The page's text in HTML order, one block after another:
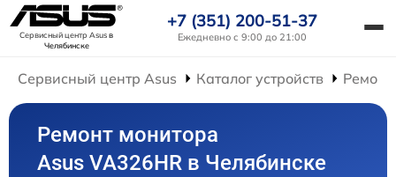
Сервисный центр Asusв
Челябинске
+7 (351) 200-51-37
Ежедневно с 9:00 до 21:00
Сервисный центр Asus Каталог устройств
Ремонт монитора
Asus VA326HR в Челябинске